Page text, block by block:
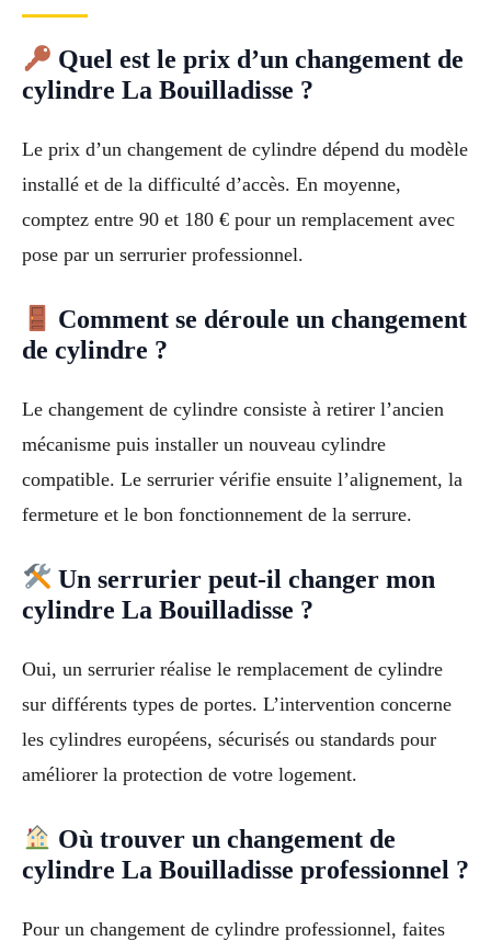
Quel est le prix d’un changement de
cylindre La Bouilladisse ?
Le prix d’un changement de cylindre dépend du modèle
installé et de la difficulté d’accès. En moyenne,
comptez entre 90 et 180 € pour un remplacement avec
pose par un serrurier professionnel.
Comment se déroule un changement
de cylindre ?
Le changement de cylindre consiste à retirer l’ancien
mécanisme puis installer un nouveau cylindre
compatible. Le serrurier vérifie ensuite l’alignement, la
fermeture et le bon fonctionnement de la serrure.
Un serrurier peut-il changer mon
cylindre La Bouilladisse ?
Oui, un serrurier réalise le remplacement de cylindre
sur différents types de portes. L’intervention concerne
les cylindres européens, sécurisés ou standards pour
améliorer la protection de votre logement.
Où trouver un changement de
cylindre La Bouilladisse professionnel ?
Pour un changement de cylindre professionnel, faites